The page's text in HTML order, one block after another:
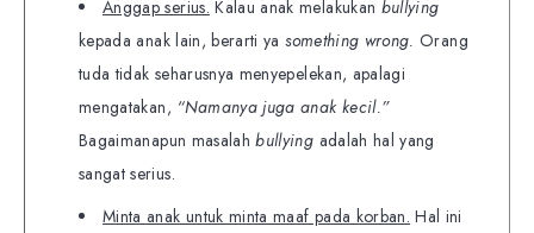
Anggap serius. Kalau anak melakukan bullying
kepada anak lain, berarti yasomething wrong. Orang
tuda tidak seharusnya menyepelekan, apalagi
mengatakan, “Namanya juga anak kecil.”
Bagaimanapun masalahbullying adalah hal yang
sangat serius.
Minta anak untuk minta maaf pada korban. Hal ini